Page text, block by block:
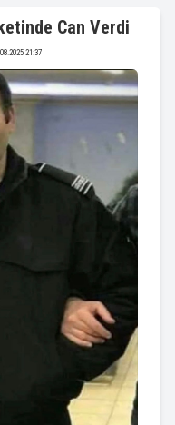
Can Verdi
21:37